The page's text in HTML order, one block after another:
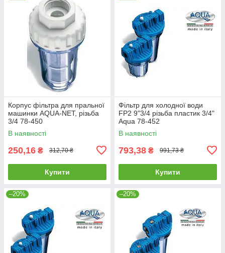
Корпус фільтра для пральної
машинки AQUA-NET, різьба
3/4 78-450
В наявності
250,16 ₴ 312,70 ₴
Купити
Фільтр для холодної води
FP2 9"3/4 різьба пластик 3/4"
Aqua 78-452
В наявності
793,38 ₴ 991,73 ₴
Купити
–20% –20%